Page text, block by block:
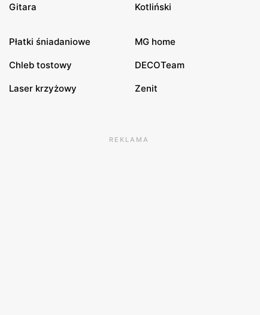
Gitara Kotliński
Płatki śniadaniowe MG home
Chleb tostowy DECOTeam
Laser krzyżowy Zenit
REKLAMA